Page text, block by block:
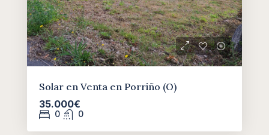
Solar en Venta en Porriño (O)
35.000€
0 0